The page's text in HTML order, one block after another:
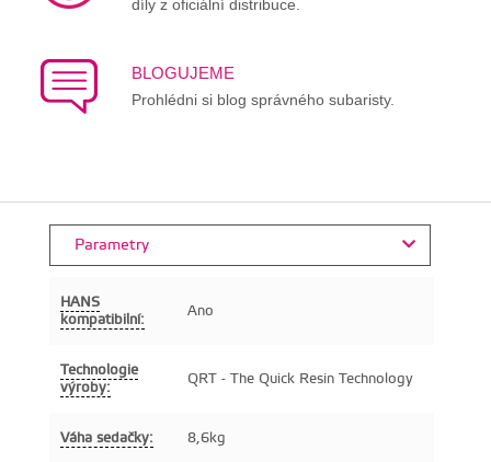
díly z oficiální distribuce.
BLOGUJEME
Prohlédni si blog správného subaristy.
Parametry
HANS
kompatibilní:
Ano
Technologie
výroby:
QRT - The Quick Resin Technology
Váha sedačky: 8,6kg